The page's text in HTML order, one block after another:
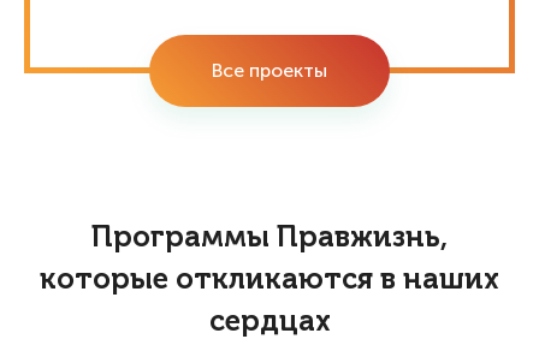
Все проекты
Программы Правжизнь,
которые откликаются в наших
сердцах